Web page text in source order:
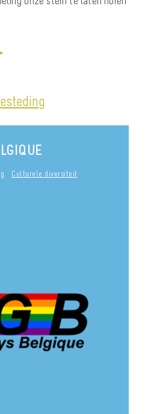
Culturele diversiteit